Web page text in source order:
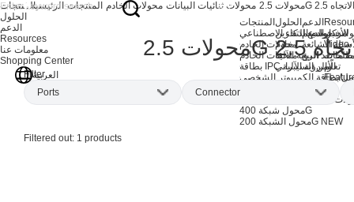
المنتجات
خوادم الذكاء الاصطناعي
محولات الخادم
ملحقات الخادم
بطاقة IPC والرؤية الآلية
بطاقة الكمبيوتر الشخصي
شبكة الذكاء الاصطناعي
محول شبكة 400G
محول الشبكة 200G NEW
الحلول
توسيع التخزين
خادم
الرؤية الآلية
الأمن السيبراني
الدعم
مركز الدعم
الشائعة
ما بعد البيع
الأخبار
Video
تعلّم
المنتجات
الحلول
الدعم
Resources
معلومات عنا
Shopping Center
العربية
الرئيسية المنتجات محولات الخادم محولات ثنائيات البيانات
Filter
Ports
Single-port (1)
Connector
Filtered out: 1 products